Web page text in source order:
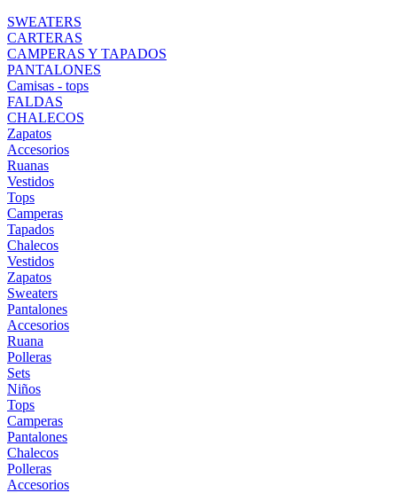
SWEATERS
CARTERAS
CAMPERAS Y TAPADOS
PANTALONES
Camisas - tops
FALDAS
CHALECOS
Zapatos
Accesorios
Ruanas
Vestidos
Tops
Camperas
Tapados
Chalecos
Vestidos
Zapatos
Sweaters
Pantalones
Accesorios
Ruana
Polleras
Sets
Niños
Tops
Camperas
Pantalones
Chalecos
Polleras
Accesorios